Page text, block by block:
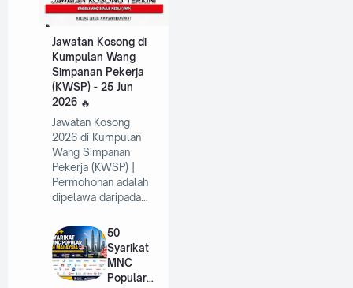
Jawatan Kosong di
Kumpulan Wang
Simpanan Pekerja
(KWSP) - 25 Jun
2026
Jawatan Kosong
2026 di Kumpulan
Wang Simpanan
Pekerja (KWSP) |
Permohonan adalah
dipelawa daripada…
50
Syarikat
MNC
Popular